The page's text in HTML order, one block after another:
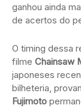
ganhou ainda
de acertos do
O timing dessa
filme Chainsaw
japoneses
bilheteria,
Fujimoto